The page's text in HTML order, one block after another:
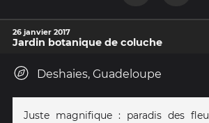
26 janvier 2017
Jardin botanique de coluche
Deshaies, Guadeloupe
Juste magnifique : paradis des